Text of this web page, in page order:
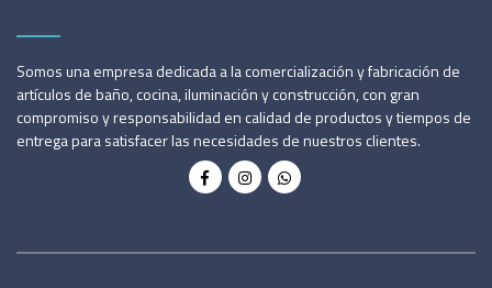
Somos una empresa dedicada a la comercialización y fabricación de
artículos de baño, cocina, iluminación y construcción, con gran
compromiso y responsabilidad en calidad de productos y tiempos de
entrega para satisfacer las necesidades de nuestros clientes.